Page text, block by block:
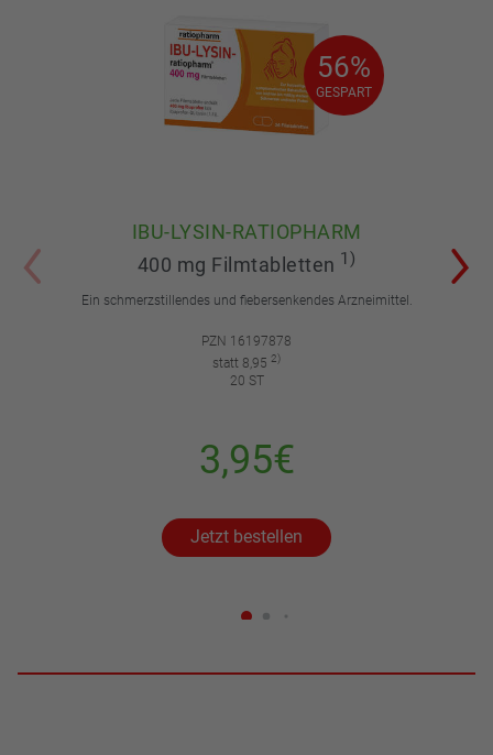
56%
GESPART
56%
GESPART
IBU-LYSIN-RATIOPHARM
400 mg Filmtabletten 1)
Ein schmerzstillendes und fiebersenkendes Arzneimittel.
PZN 16197878
statt 8,95 2)
20 ST
3,95€
Jetzt bestellen